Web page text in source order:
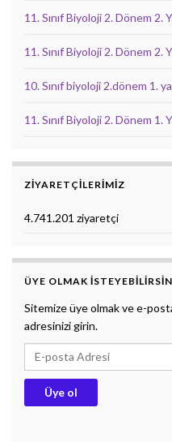
11. Sınıf Biyoloji 2. Dönem 2.
11. Sınıf Biyoloji 2. Dönem 2.
10. Sınıf biyoloji 2.dönem 1.
11. Sınıf Biyoloji 2. Dönem 1.
ZIYARETÇILERIMIZ
4.741.201 ziyaretçi
ÜYE OLMAK
Sitemize üye olmak ve e-
adresinizi girin.
E-posta Adresi
Üye ol